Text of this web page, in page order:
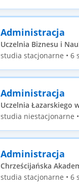
Administracja
Uczelnia Biznesu i
studia stacjonarne • 6
Administracja
Uczelnia Łazarskiego
studia niestacjonarne
Administracja
Chrześcijańska
studia stacjonarne • 6